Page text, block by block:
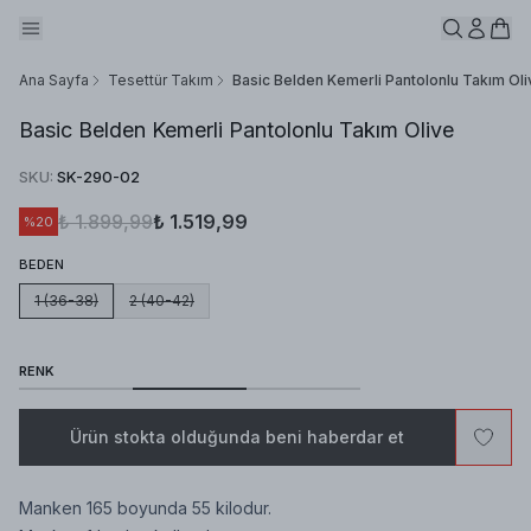
Ana Sayfa Tesettür Takım Basic Belden Kemerli Pantolonlu Takım
Basic Belden Kemerli Pantolonlu Takım Olive
SKU: SK-290-02
%20 ₺ 1.899,99₺ 1.519,99
BEDEN
1 (36-38) 2 (40-42)
RENK
Ürün stokta olduğunda beni haberdar et
Manken 165 boyunda 55 kilodur.